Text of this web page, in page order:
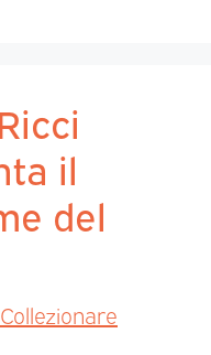
il
del